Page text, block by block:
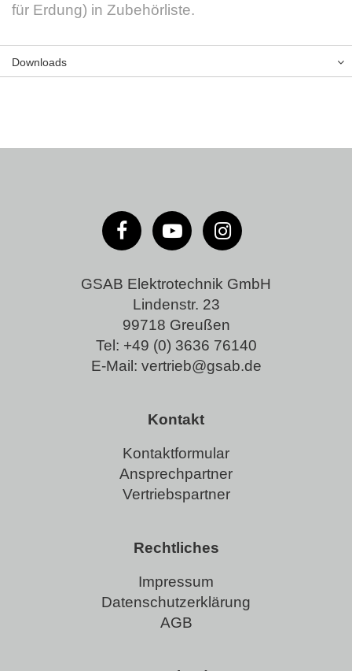
für Erdung) in Zubehörliste.
Downloads
GSAB Elektrotechnik GmbH
Lindenstr. 23
99718 Greußen
Tel: +49 (0) 3636 76140
E-Mail: vertrieb@gsab.de
Kontakt
Kontaktformular
Ansprechpartner
Vertriebspartner
Rechtliches
Impressum
Datenschutzerklärung
AGB